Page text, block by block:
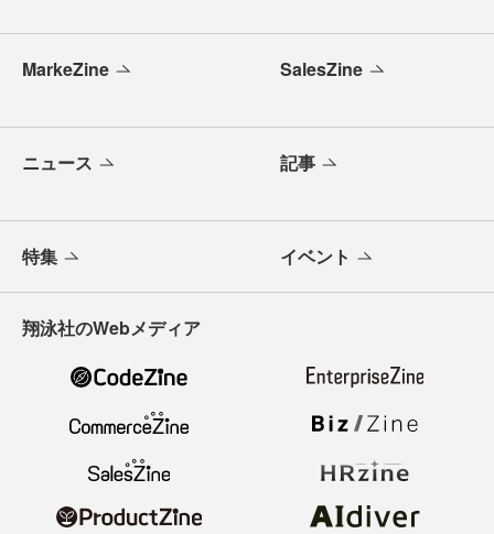
MarkeZine SalesZine
ニュース 記事
特集 イベント
翔泳社のWebメディア